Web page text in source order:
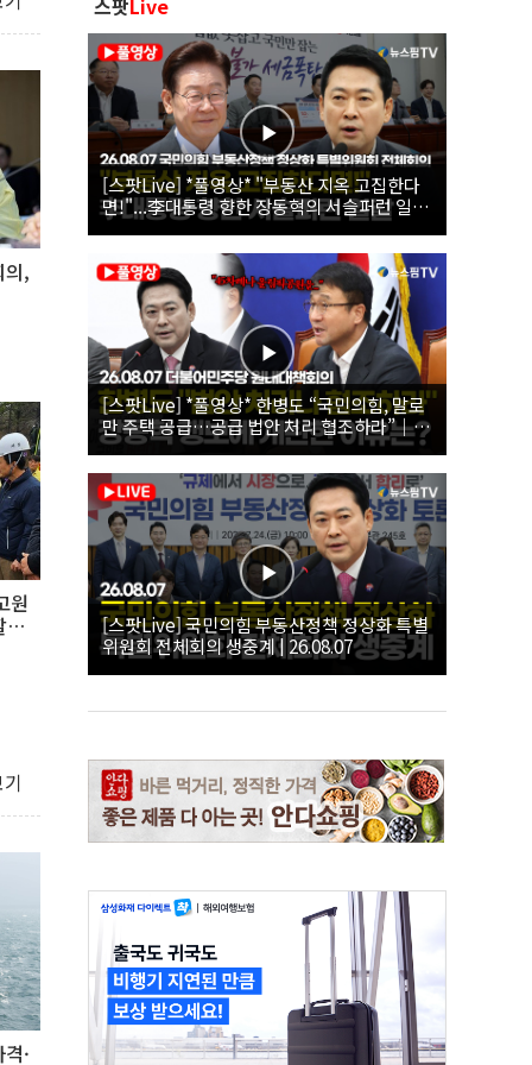
의,
원
·
스팟Live
[스팟Live] *풀영상* "부동산 지옥 고집한다
면!"...李대통령 향한 장동혁의 서슬퍼런 일갈
| 26.08.07 국민의힘 부동산정책 정상화 특별
위원회 전체회의
[스팟Live] *풀영상* 한병도 “국민의힘, 말로
만 주택 공급…공급 법안 처리 협조하라”｜
26.08.07 더불어민주당 원내대책회의
[스팟Live] 국민의힘 부동산정책 정상화 특별
위원회 전체회의 생중계 | 26.08.07